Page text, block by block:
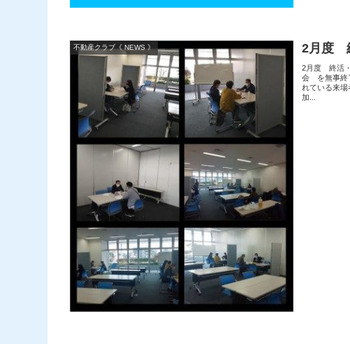
不動産クラブ《 NEWS 》 2月度
2月度 終活
会 を無事終
れている来
加...